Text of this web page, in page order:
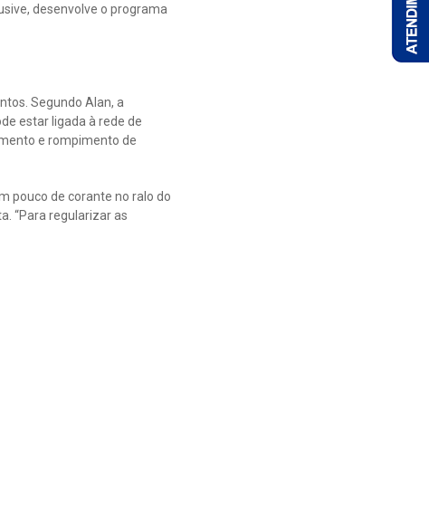
desenvolve o programa
Segundo Alan, a
estar ligada à rede de
e rompimento de
pouco de corante no ralo do
“Para regularizar as